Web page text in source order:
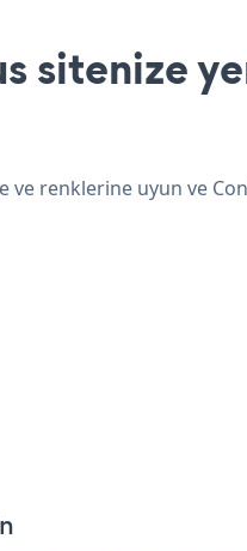
sitenize
renklerine uyun ve